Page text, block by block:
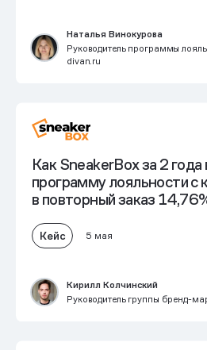
Наталья Винокурова
Руководитель программы
divan.ru
Как SneakerBox за 2
программу лояльностис
в повторный заказ
Кейс 5 мая
Кирилл Колчинский
Руководитель группы бренд-